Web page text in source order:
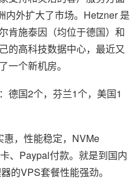
内外扩大了市场。Hetzner 是
肯施泰因（均位于德国）和
的高科技数据中心，最近又
一个新机房。
德国2个，芬兰1个，美国1
，性能稳定，NVMe
、Paypal付款。就是到国内
的VPS套餐性能强劲。